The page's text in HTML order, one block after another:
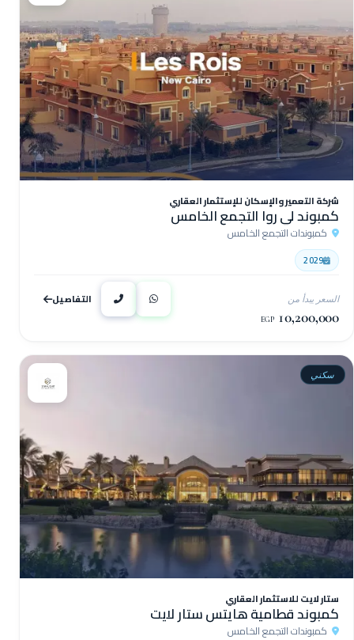
شركة التعمير والإسكان للإستثمار العقاري
كمبوند لي روا التجمع الخامس
كمبوندات التجمع الخامس
2029
السعر يبدأ من
10,200,000
EGP
التفاصيل
سكني
ستار لايت للاستثمار العقاري
كمبوند قطامية هايتس ستار لايت
كمبوندات التجمع الخامس